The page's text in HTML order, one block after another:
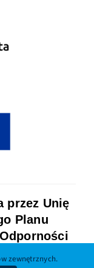
przez Unię
Planu
KPO
zewnętrznych.